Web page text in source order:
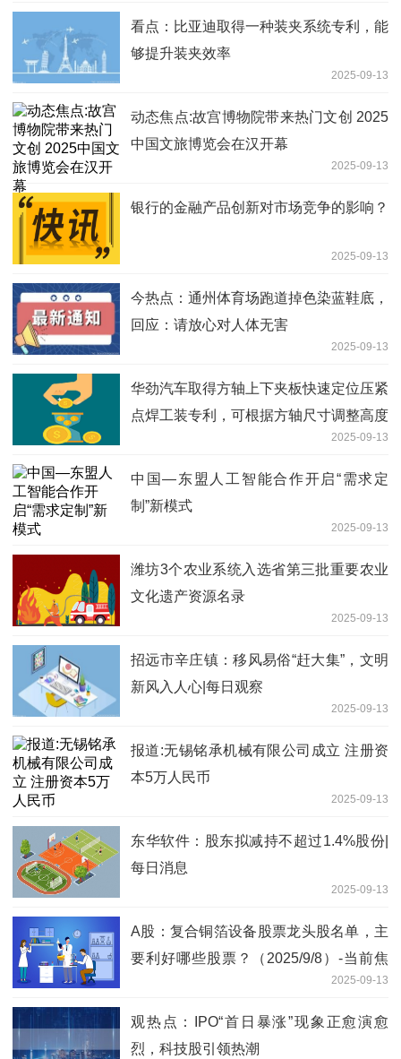
看点：比亚迪取得一种装夹系统专利，能
够提升装夹效率
2025-09-13
动态焦点:故宫博物院带来热门文创 2025
中国文旅博览会在汉开幕
2025-09-13
银行的金融产品创新对市场竞争的影响？
2025-09-13
今热点：通州体育场跑道掉色染蓝鞋底，
回应：请放心对人体无害
2025-09-13
华劲汽车取得方轴上下夹板快速定位压紧
点焊工装专利，可根据方轴尺寸调整高度
2025-09-13
中国—东盟人工智能合作开启“需求定
制”新模式
2025-09-13
潍坊3个农业系统入选省第三批重要农业
文化遗产资源名录
2025-09-13
招远市辛庄镇：移风易俗“赶大集”，文明
新风入人心|每日观察
2025-09-13
报道:无锡铭承机械有限公司成立 注册资
本5万人民币
2025-09-13
东华软件：股东拟减持不超过1.4%股份|
每日消息
2025-09-13
A股：复合铜箔设备股票龙头股名单，主
要利好哪些股票？（2025/9/8）-当前焦
2025-09-13
观热点：IPO“首日暴涨”现象正愈演愈
烈，科技股引领热潮